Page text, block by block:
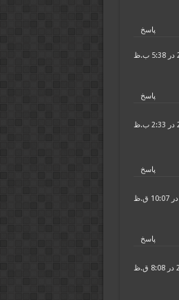
پاسخ
پاسخ
پاسخ
پاسخ